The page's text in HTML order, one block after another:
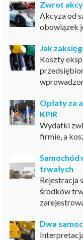
Zwrot
Akcyza od
obowiązek
Jak
Koszty
Opłaty za
KPiR
Wydatki
firmie, a
Samochód
trwałych
Rejestracja
środków
Dwa